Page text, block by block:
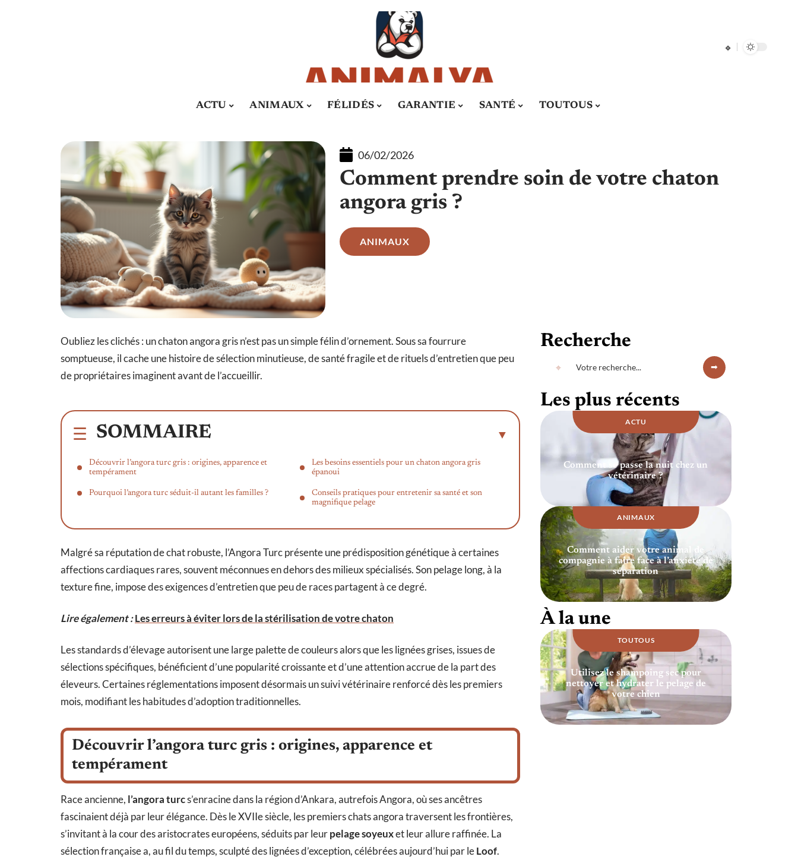
ACTU ANIMAUX FÉLIDÉS GARANTIE SANTÉ TOUTOUS
06/02/2026
Comment prendre soin de votre chaton
angora gris ?
ANIMAUX
Oubliez les clichés : un chaton angora gris n’est pas un simple félin d’ornement. Sous sa fourrure
somptueuse, il cache une histoire de sélection minutieuse, de santé fragile et de rituels d’entretien que peu
de propriétaires imaginent avant de l’accueillir.
SOMMAIRE
Découvrir l’angora turc gris : origines, apparence et
tempérament
Pourquoi l’angora turc séduit-il autant les familles ?
Les besoins essentiels pour un chaton angora gris
épanoui
Conseils pratiques pour entretenir sa santé et son
magnifique pelage
Malgré sa réputation de chat robuste, l’Angora Turc présente une prédisposition génétique à certaines
affections cardiaques rares, souvent méconnues en dehors des milieux spécialisés. Son pelage long, à la
texture fine, impose des exigences d’entretien que peu de races partagent à ce degré.
Lire également :Les erreurs à éviter lors de la stérilisation de votre chaton
Les standards d’élevage autorisent une large palette de couleurs alors que les lignées grises, issues de
sélections spécifiques, bénéficient d’une popularité croissante et d’une attention accrue de la part des
éleveurs. Certaines réglementations imposent désormais un suivi vétérinaire renforcé dès les premiers
mois, modifiant les habitudes d’adoption traditionnelles.
Découvrir l’angora turc gris : origines, apparence et
tempérament
Race ancienne, l’angora turcs’enracine dans la région d’Ankara, autrefois Angora, où ses ancêtres
fascinaient déjà par leur élégance. Dès le XVIIe siècle, les premiers chats angora traversent les frontières,
s’invitant à la cour des aristocrates européens, séduits par leurpelage soyeuxet leur allure raffinée. La
sélection française a, au fil du temps, sculpté des lignées d’exception, célébrées aujourd’hui par leLoof.
Recherche
Les plus récents
ACTU
Comment se passe la nuit chez un
vétérinaire ?
ANIMAUX
Comment aider votre animal de
compagnie à faire face à l’anxiété de
séparation
À la une
TOUTOUS
Utilisez le shampoing sec pour
nettoyer et hydrater le pelage de
votre chien